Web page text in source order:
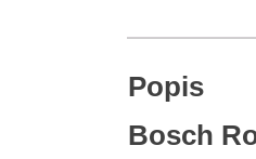
Popis
Bosch